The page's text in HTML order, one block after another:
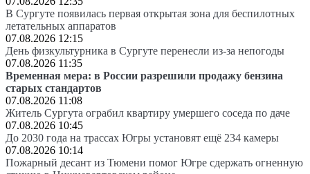
В Сургуте появилась первая открытая зона для беспилотных
летательных аппаратов
07.08.2026 12:15
День физкультурника в Сургуте перенесли из-за непогоды
07.08.2026 11:35
Временная мера: в России разрешили продажу бензина
старых стандартов
07.08.2026 11:08
Житель Сургута ограбил квартиру умершего соседа по даче
07.08.2026 10:45
До 2030 года на трассах Югры установят ещё 234 камеры
07.08.2026 10:14
Пожарный десант из Тюмени помог Югре сдержать огненную